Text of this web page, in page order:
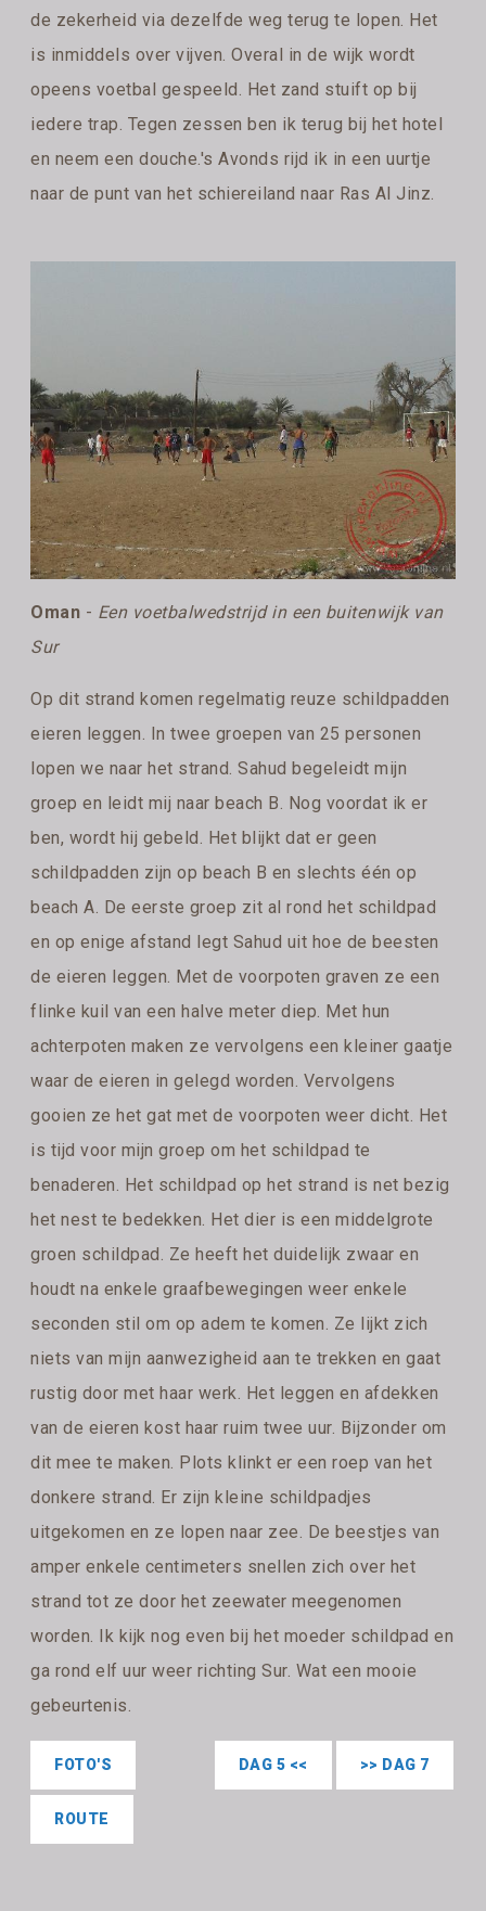
de zekerheid via dezelfde weg terug te lopen. Het
is inmiddels over vijven. Overal in de wijk wordt
opeens voetbal gespeeld. Het zand stuift op bij
iedere trap. Tegen zessen ben ik terug bij het hotel
en neem een douche.'s Avonds rijd ik in een uurtje
naar de punt van het schiereiland naar Ras Al Jinz.
Oman - Een voetbalwedstrijd in een buitenwijk van
Sur
Op dit strand komen regelmatig reuze schildpadden
eieren leggen. In twee groepen van 25 personen
lopen we naar het strand. Sahud begeleidt mijn
groep en leidt mij naar beach B. Nog voordat ik er
ben, wordt hij gebeld. Het blijkt dat er geen
schildpadden zijn op beach B en slechts één op
beach A. De eerste groep zit al rond het schildpad
en op enige afstand legt Sahud uit hoe de beesten
de eieren leggen. Met de voorpoten graven ze een
flinke kuil van een halve meter diep. Met hun
achterpoten maken ze vervolgens een kleiner gaatje
waar de eieren in gelegd worden. Vervolgens
gooien ze het gat met de voorpoten weer dicht. Het
is tijd voor mijn groep om het schildpad te
benaderen. Het schildpad op het strand is net bezig
het nest te bedekken. Het dier is een middelgrote
groen schildpad. Ze heeft het duidelijk zwaar en
houdt na enkele graafbewegingen weer enkele
seconden stil om op adem te komen. Ze lijkt zich
niets van mijn aanwezigheid aan te trekken en gaat
rustig door met haar werk. Het leggen en afdekken
van de eieren kost haar ruim twee uur. Bijzonder om
dit mee te maken. Plots klinkt er een roep van het
donkere strand. Er zijn kleine schildpadjes
uitgekomen en ze lopen naar zee. De beestjes van
amper enkele centimeters snellen zich over het
strand tot ze door het zeewater meegenomen
worden. Ik kijk nog even bij het moeder schildpad en
ga rond elf uur weer richting Sur. Wat een mooie
gebeurtenis.
>> DAG 7
DAG 5 <<
FOTO'S
ROUTE